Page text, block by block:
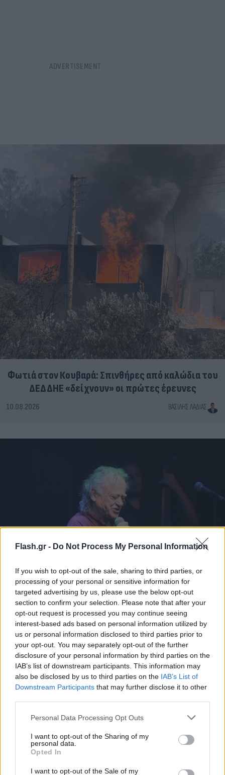
Flash.gr - Do Not Process My Personal Information
If you wish to opt-out of the sale, sharing to third parties, or
processing of your personal or sensitive information for
targeted advertising by us, please use the below opt-out
section to confirm your selection. Please note that after your
opt-out request is processed you may continue seeing
interest-based ads based on personal information utilized by
us or personal information disclosed to third parties prior to
your opt-out. You may separately opt-out of the further
disclosure of your personal information by third parties on the
IAB’s list of downstream participants. This information may
also be disclosed by us to third parties on the IAB’s List of
Downstream Participants that may further disclose it to other
Please note that this website/app uses one or more Google
not limited to your visit or usage behaviour. You may click to
grant or deny consent to Google and its third-party tags to
use your data for below specified purposes in below Google
consent section.
Personal Data Processing Opt Outs
I want to opt-out of the Sharing of my
personal data.
Opted In
I want to opt-out of the Sale of my
Φωτιά στον Κουβαρά: Σπινθήρες από καλώδια του
ΔΕΔΔΗΕ «δείχνουν» οι πρώτες έρευνες
10.08.2026 ΒΑΣΊΛΗΣ ΛΑΔΙΆΣ
Νίκος Καλογερόπουλος: Η πικρία στην τελευταία
του τηλεοπτική συνέντευξη - Ποιον συγχώρεσε
10.08.2026 ΒΑΣΊΛΗΣ ΑΝΔΡΙΤΣΆΝΟΣ